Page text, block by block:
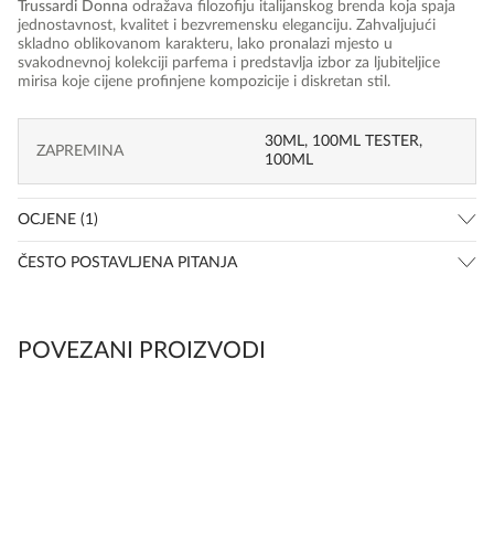
Trussardi Donna odražava filozofiju italijanskog brenda koja spaja
jednostavnost, kvalitet i bezvremensku eleganciju. Zahvaljujući
skladno oblikovanom karakteru, lako pronalazi mjesto u
svakodnevnoj kolekciji parfema i predstavlja izbor za ljubiteljice
mirisa koje cijene profinjene kompozicije i diskretan stil.
ZAPREMINA
30ML, 100ML TESTER,
100ML
OCJENE (1)
ČESTO POSTAVLJENA PITANJA
POVEZANI PROIZVODI